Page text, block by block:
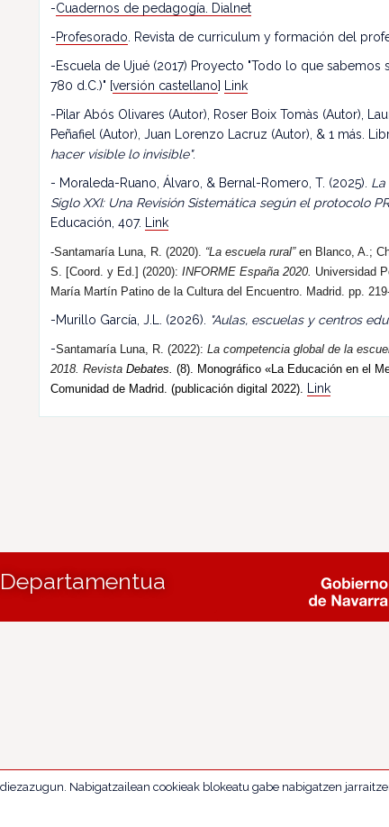
-Cuadernos de pedagogía. Dialnet
-Profesorado . Revista de curriculum y formación del
-Escuela de Ujué (2017) Proyecto "Todo lo que sabemos
780 d.C.)" [versión castellano]
Link
-Pilar Abós Olivares (Autor), Roser Boix Tomàs (Autor),
Peñafiel (Autor), Juan Lorenzo Lacruz (Autor), & 1 más.
hacer visible lo invisible".
- Moraleda-Ruano, Álvaro, & Bernal-Romero, T. (2025). La
Siglo XXI: Una Revisión Sistemática según el protocolo
Educación, 407.
Link
-Santamaría Luna, R. (2020). “La escuela rural”en Blanco, A.;
S. [Coord. y Ed.] (2020): INFORME España 2020. Universidad
María Martín Patino de la Cultura del Encuentro. Madrid. pp.
-Murillo García, J.L. (2026). "Aulas, escuelas y centros
-Santamaría Luna, R. (2022): La competencia global de la
2018. Revista Debates. (8). Monográfico «La Educación en el
Comunidad de Madrid. (publicación digital 2022).
Link
Nabigatzailean cookieak blokeatu gabe nabigatzen